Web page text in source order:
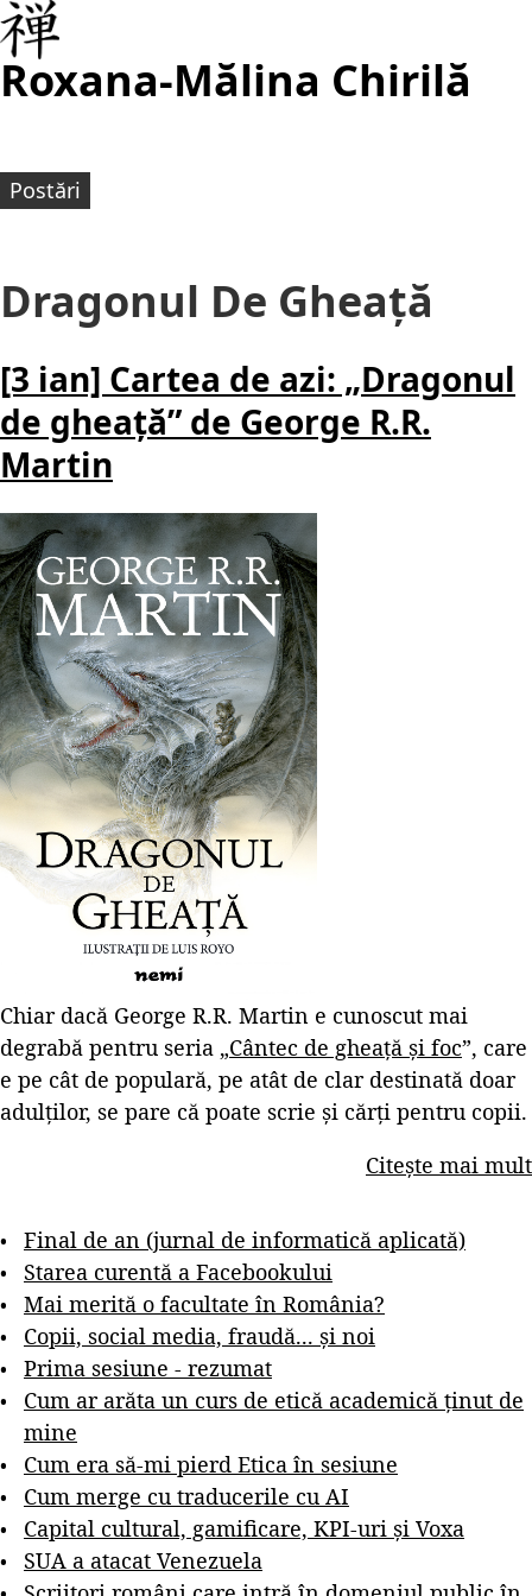
Roxana-Mălina Chirilă
Postări
Dragonul De Gheață
[3 ian] Cartea de azi: „Dragonul
de gheață” de George R.R.
Martin
Chiar dacă George R.R. Martin e cunoscut mai
degrabă pentru seria „Cântec de gheață și foc”, care
e pe cât de populară, pe atât de clar destinată doar
adulților, se pare că poate scrie și cărți pentru copii.
Citește mai mult
Final de an (jurnal de informatică aplicată)
Starea curentă a Facebookului
Mai merită o facultate în România?
Copii, social media, fraudă... și noi
Prima sesiune - rezumat
Cum ar arăta un curs de etică academică ținut de
mine
Cum era să-mi pierd Etica în sesiune
Cum merge cu traducerile cu AI
Capital cultural, gamificare, KPI-uri și Voxa
SUA a atacat Venezuela